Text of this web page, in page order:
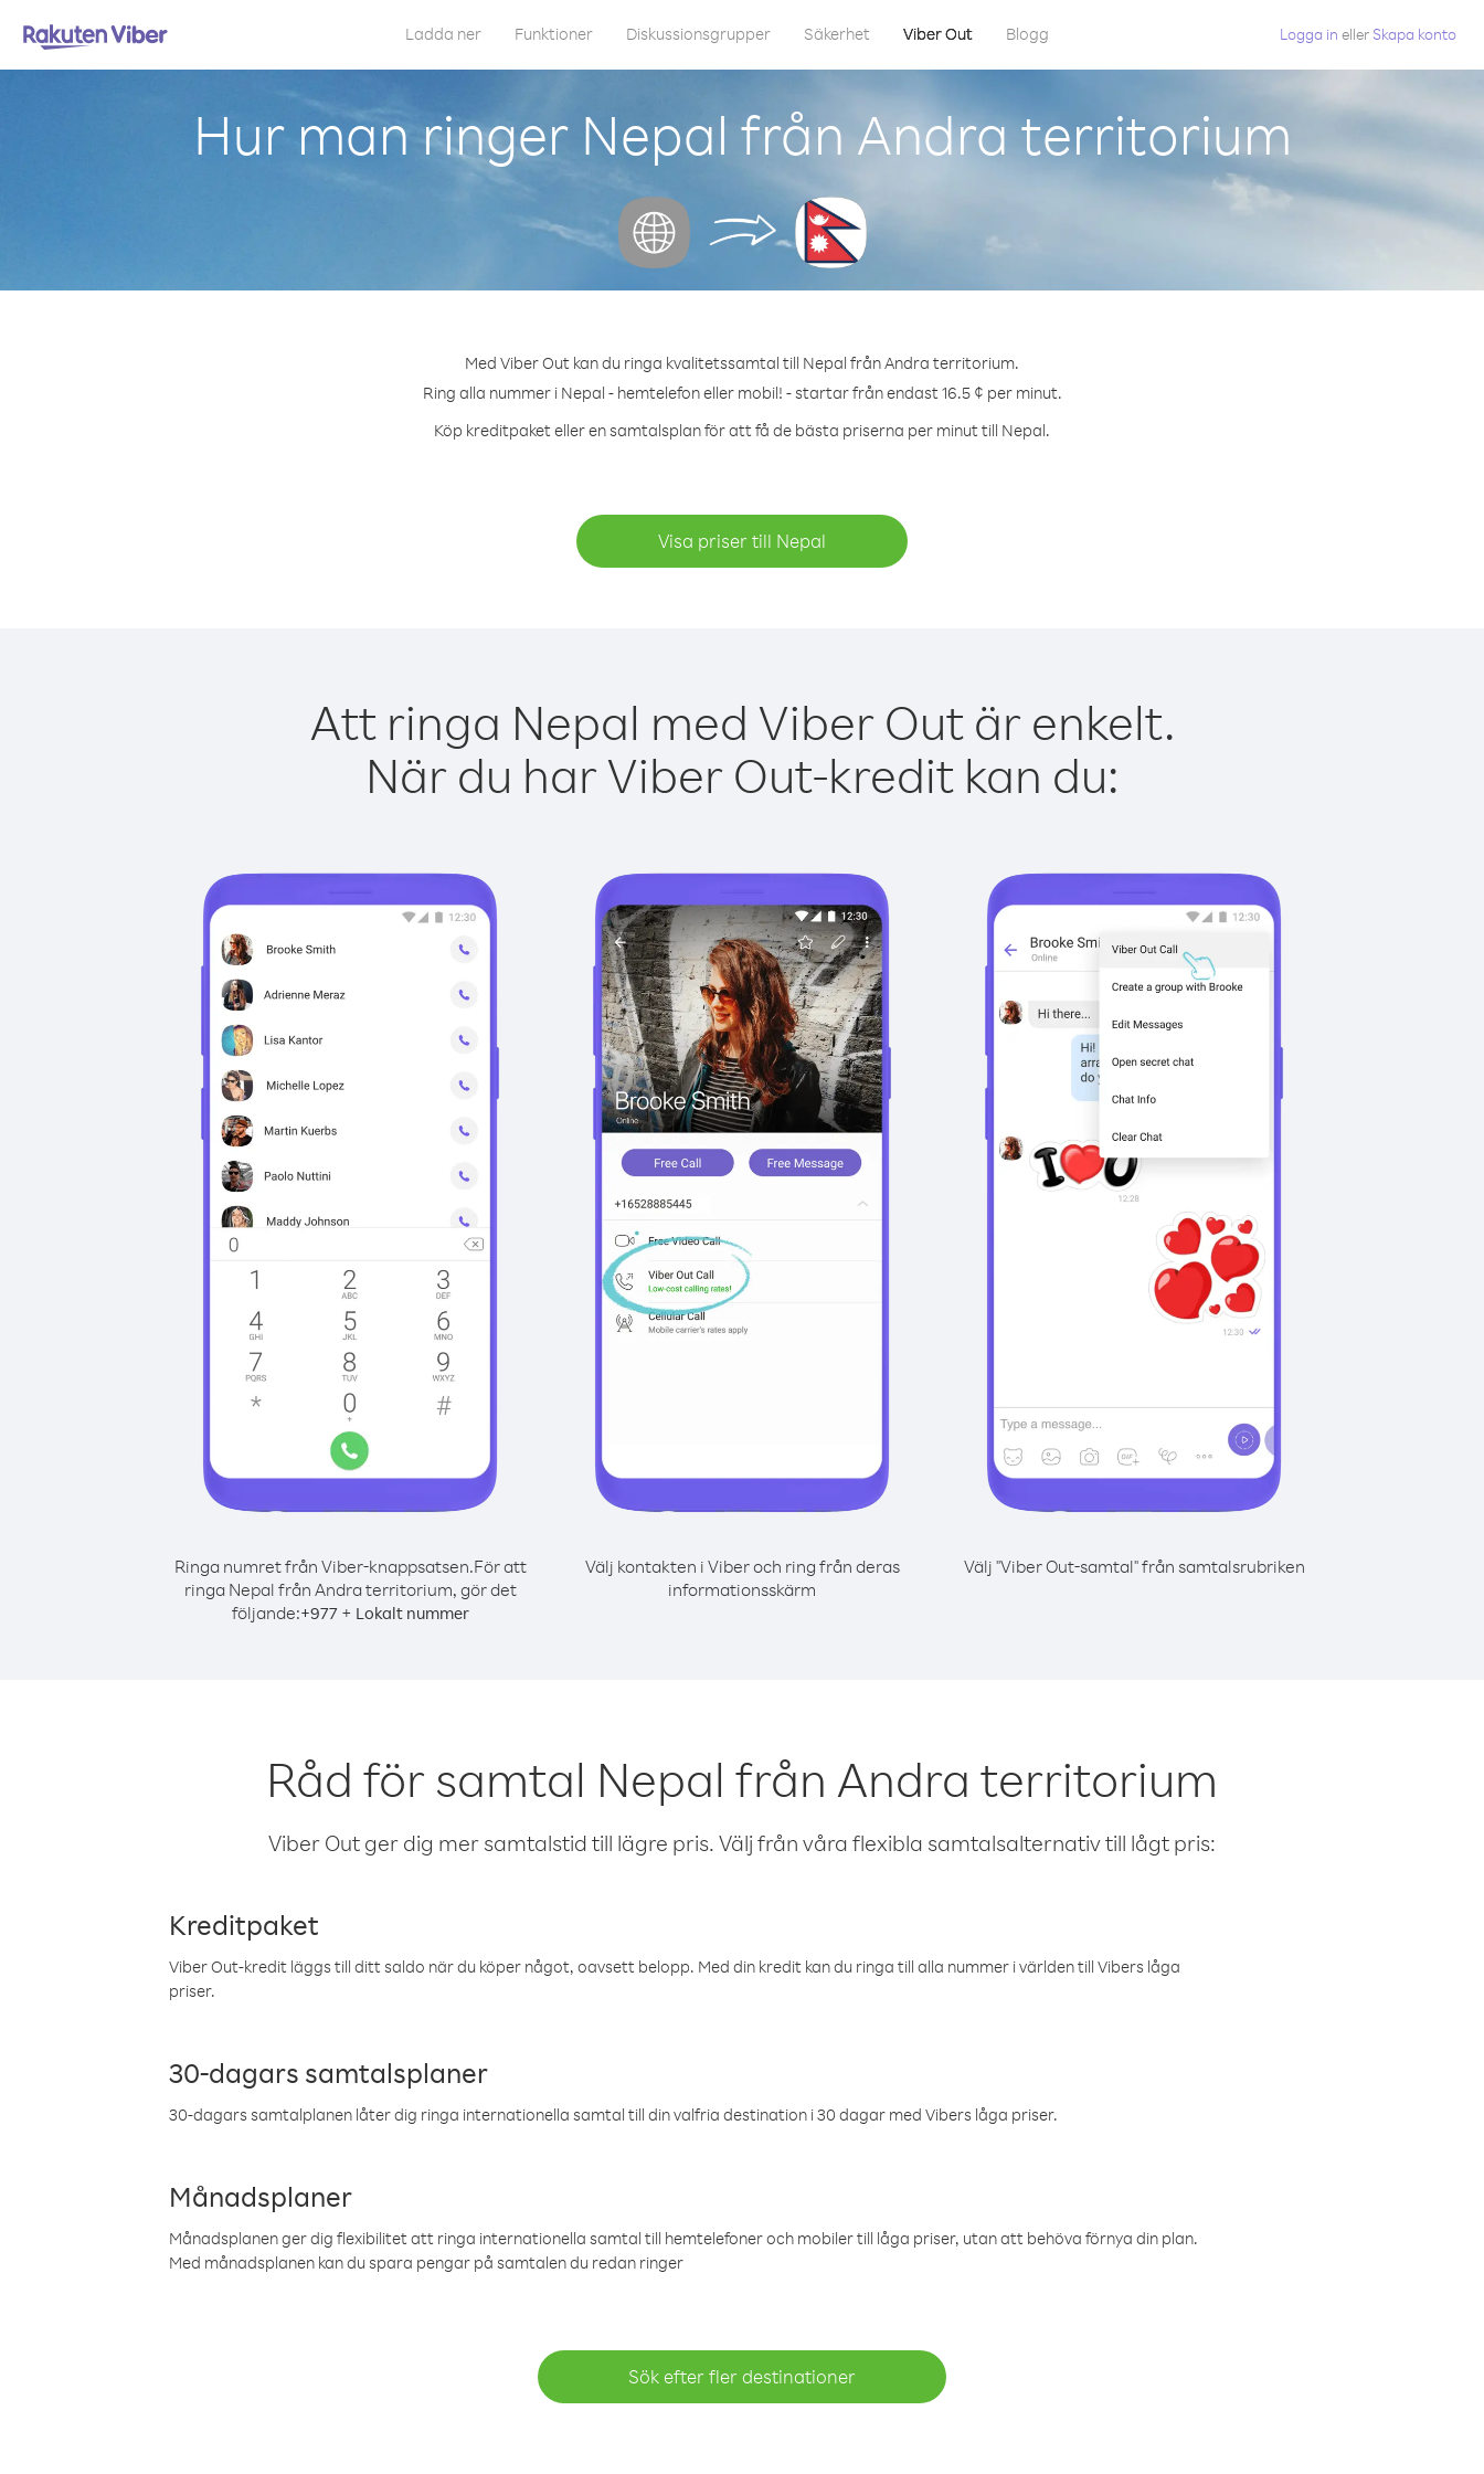
Ladda ner Funktioner Diskussionsgrupper Säkerhet Viber Out Blogg Logga in eller Skapa konto
Hur man ringer Nepal från Andra territorium
Med Viber Out kan du ringa kvalitetssamtal till Nepal från Andra territorium.
Ring alla nummer i Nepal - hemtelefon eller mobil! - startar från endast 16.5 ¢ per minut.
Köp kreditpaket eller en samtalsplan för att få de bästa priserna per minut till Nepal.
Visa priser till Nepal
Att ringa Nepal med Viber Out är enkelt.
När du har Viber Out-kredit kan du:
Ringa numret från Viber-knappsatsen.För att
ringa Nepal från Andra territorium, gör det
följande:+977+ Lokalt nummer
Välj kontakten i Viber och ring från deras
informationsskärm
Välj "Viber Out-samtal" från samtalsrubriken
Råd för samtal Nepal från Andra territorium
Viber Out ger dig mer samtalstid till lägre pris. Välj från våra flexibla samtalsalternativ till lågt pris:
Kreditpaket
Viber Out-kredit läggs till ditt saldo när du köper något, oavsett belopp. Med din kredit kan du ringa till alla nummer i världen till Vibers låga
priser.
30-dagars samtalsplaner
30-dagars samtalplanen låter dig ringa internationella samtal till din valfria destination i 30 dagar med Vibers låga priser.
Månadsplaner
Månadsplanen ger dig flexibilitet att ringa internationella samtal till hemtelefoner och mobiler till låga priser, utan att behöva förnya din plan.
Med månadsplanen kan du spara pengar på samtalen du redan ringer
Sök efter fler destinationer